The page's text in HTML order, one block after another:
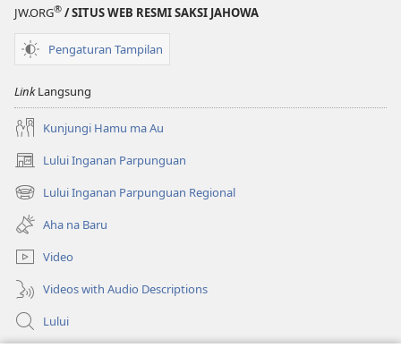
JW.ORG® / SITUS WEB RESMI SAKSI JAHOWA
Pengaturan Tampilan
LinkLangsung
Kunjungi Hamu ma Au
Lului Inganan Parpunguan
(opens
new
window)
Lului Inganan Parpunguan Regional
(opens
new
window)
Aha na Baru
Video
Videos with Audio Descriptions
Lului